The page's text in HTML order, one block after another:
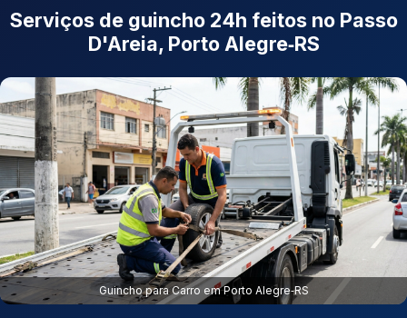
Serviços de guincho 24h feitos no Passo
D'Areia, Porto Alegre‑RS
Guincho para Carro em Porto Alegre‑RS